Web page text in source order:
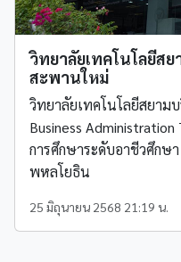
วิทยาลัยเทคโนโลยีสย
สะพานใหม่
วิทยาลัยเทคโนโลยีสยามบ
Business
การศึกษาระดับอาชีวศึก
พหลโยธิน
25 มิถุนายน 2568 21:19 น.